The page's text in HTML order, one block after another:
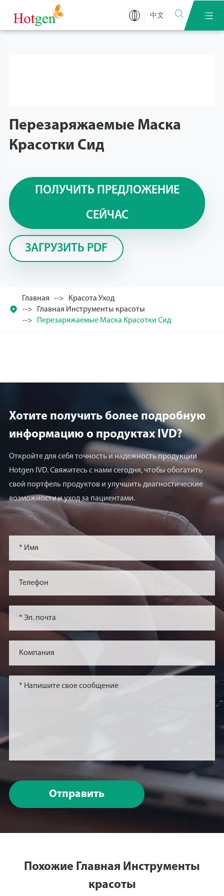
中文  
Перезаряжаемые Маска
Красотки Сид
ПОЛУЧИТЬ ПРЕДЛОЖЕНИЕ
СЕЙЧАС
ЗАГРУЗИТЬ PDF

Главная
Красота Уход
Главная Инструменты красоты
Перезаряжаемые Маска Красотки Сид
Хотите получить более подробную
информацию о продуктах lVD?
Откройте для себя точность и надежность продукции
Hotgen IVD. Свяжитесь с нами сегодня, чтобы обогатить
свой портфель продуктов и улучшить диагностические
возможности и уход за пациентами.
Отправить
Похожие Главная Инструменты
красоты